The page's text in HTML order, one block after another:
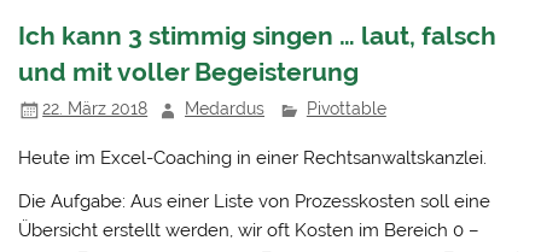
Ich kann 3 stimmig singen … laut, falsch
und mit voller Begeisterung
22. März 2018 Medardus Pivottable
Heute im Excel-Coaching in einer Rechtsanwaltskanzlei.
Die Aufgabe: Aus einer Liste von Prozesskosten soll eine
Übersicht erstellt werden, wir oft Kosten im Bereich 0 –